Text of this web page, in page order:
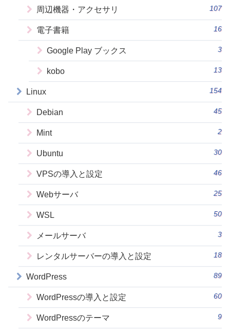
周辺機器・アクセサリ 107
電子書籍 16
Google Play ブックス 3
kobo 13
Linux 154
Debian 45
Mint 2
Ubuntu 30
VPSの導入と設定 46
Webサーバ 25
WSL 50
メールサーバ 3
レンタルサーバーの導入と設定 18
WordPress 89
WordPressの導入と設定 60
WordPressのテーマ 9